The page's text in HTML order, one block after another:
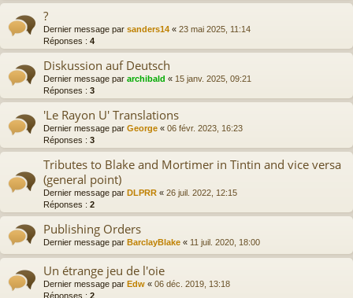
?
Dernier message par sanders14 « 23 mai 2025, 11:14
Réponses : 4
Diskussion auf Deutsch
Dernier message par archibald « 15 janv. 2025, 09:21
Réponses : 3
'Le Rayon U' Translations
Dernier message par George « 06 févr. 2023, 16:23
Réponses : 3
Tributes to Blake and Mortimer in Tintin and vice versa
(general point)
Dernier message par DLPRR « 26 juil. 2022, 12:15
Réponses : 2
Publishing Orders
Dernier message par BarclayBlake « 11 juil. 2020, 18:00
Un étrange jeu de l'oie
Dernier message par Edw « 06 déc. 2019, 13:18
Réponses : 2